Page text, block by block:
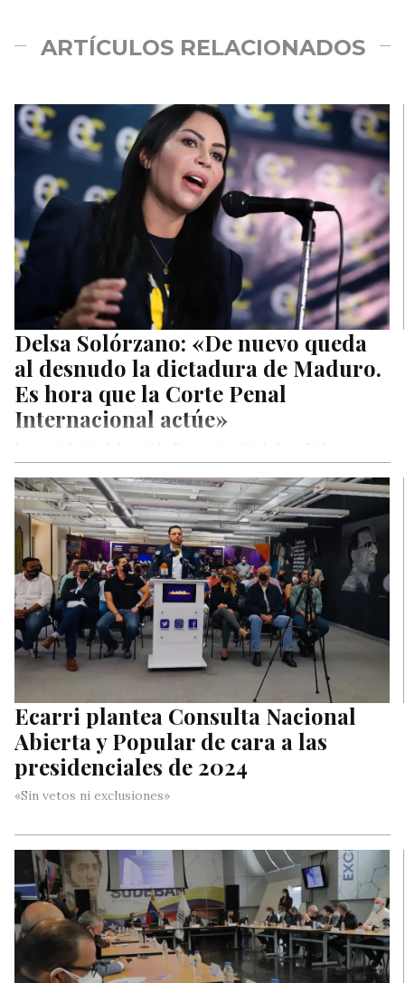
ARTÍCULOS RELACIONADOS
Delsa Solórzano: «De nuevo queda
al desnudo la dictadura de Maduro.
Es hora que la Corte Penal
Internacional actúe»
Solórzano, se pronunció en relación al informe que publicó
este jueves Michelle Bachelet,…
Ecarri plantea Consulta Nacional
Abierta y Popular de cara a las
presidenciales de 2024
«Sin vetos ni exclusiones»